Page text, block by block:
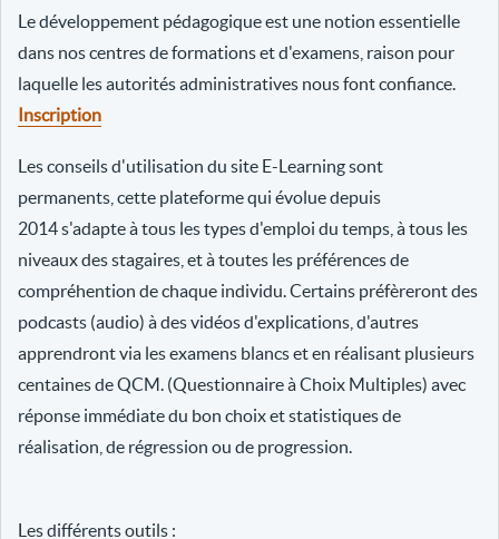
Le développement pédagogique est une notion essentielle
dans nos centres de formations et d'examens, raison pour
laquelle les autorités administratives nous font confiance.
Inscription
Les conseils d'utilisation du site E-Learning sont
permanents, cette plateforme qui évolue depuis
2014 s'adapte à tous les types d'emploi du temps, à tous les
niveaux des stagaires, et à toutes les préférences de
compréhention de chaque individu. Certains préfèreront des
podcasts (audio) à des vidéos d'explications, d'autres
apprendront via les examens blancs et en réalisant plusieurs
centaines de QCM. (Questionnaire à Choix Multiples) avec
réponse immédiate du bon choix et statistiques de
réalisation, de régression ou de progression.
Les différents outils :